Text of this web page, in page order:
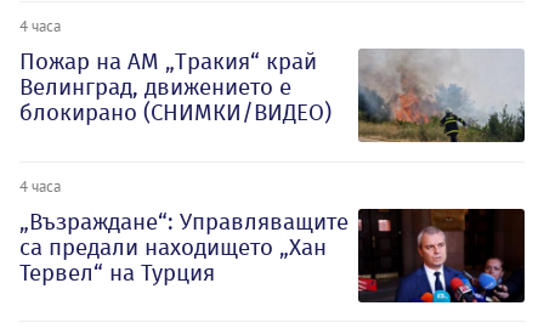
4 часа
Пожар на АМ „Тракия“ край
Велинград, движението е
блокирано (СНИМКИ/ВИДЕО)
4 часа
„Възраждане“: Управляващите
са предали находището „Хан
Тервел“ на Турция